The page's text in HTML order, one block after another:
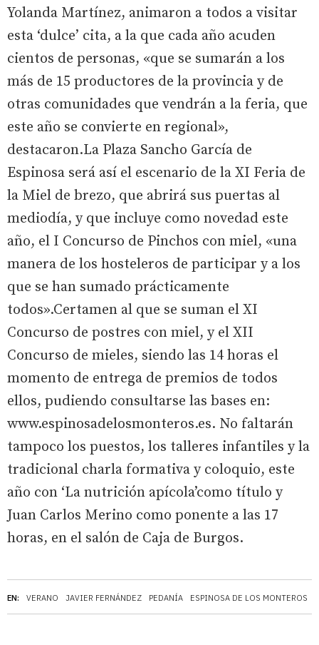
EN: VERANO JAVIER FERNÁNDEZ PEDANÍA ESPINOSA DE LOS MONTEROS
Yolanda Martínez, animaron a todos a visitar
esta ‘dulce’ cita, a la que cada año acuden
cientos de personas, «que se sumarán a los
más de 15 productores de la provincia y de
otras comunidades que vendrán a la feria, que
este año se convierte en regional»,
destacaron.La Plaza Sancho García de
Espinosa será así el escenario de la XI Feria de
la Miel de brezo, que abrirá sus puertas al
mediodía, y que incluye como novedad este
año, el I Concurso de Pinchos con miel, «una
manera de los hosteleros de participar y a los
que se han sumado prácticamente
todos».Certamen al que se suman el XI
Concurso de postres con miel, y el XII
Concurso de mieles, siendo las 14 horas el
momento de entrega de premios de todos
ellos, pudiendo consultarse las bases en:
www.espinosadelosmonteros.es. No faltarán
tampoco los puestos, los talleres infantiles y la
tradicional charla formativa y coloquio, este
año con ‘La nutrición apícola’como título y
Juan Carlos Merino como ponente a las 17
horas, en el salón de Caja de Burgos.